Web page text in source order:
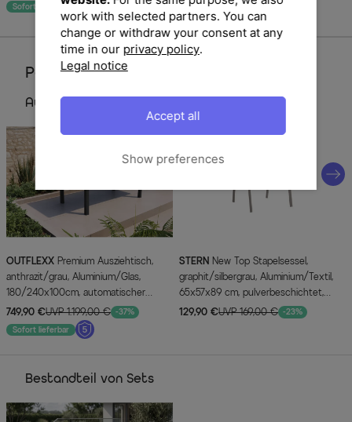
Sofort lieferbar Sofort lieferbar
Perfektionieren Sie Ihren Garten
Aus dieser Serie
OUTFLEXX
anthrazit/grau, Aluminium/Glas,
180/240x100cm, automatischer
Ausziehmechanismus
749,90 €UVP 1.199,00 € -37%
Sofort lieferbar
STERN
graphit/silbergrau, Aluminium/Textil,
65x57x89 cm, pulverbeschichtet,
stapelbar
129,90 €UVP 169,00 € -23%
Bestandteil von Sets
work with selected partners. You can
change or withdraw your consent at any
time in our privacy policy.
Legal notice
Show preferences
Accept all